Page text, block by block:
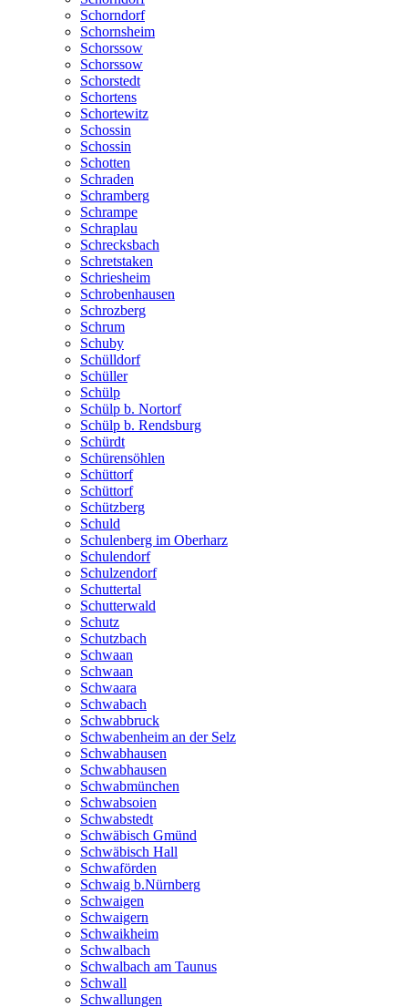
Schorndorf
Schornsheim
Schorssow
Schorssow
Schorstedt
Schortens
Schortewitz
Schossin
Schossin
Schotten
Schraden
Schramberg
Schrampe
Schraplau
Schrecksbach
Schretstaken
Schriesheim
Schrobenhausen
Schrozberg
Schrum
Schuby
Schülldorf
Schüller
Schülp
Schülp b. Nortorf
Schülp b. Rendsburg
Schürdt
Schürensöhlen
Schüttorf
Schüttorf
Schützberg
Schuld
Schulenberg im Oberharz
Schulendorf
Schulzendorf
Schuttertal
Schutterwald
Schutz
Schutzbach
Schwaan
Schwaan
Schwaara
Schwabach
Schwabbruck
Schwabenheim an der Selz
Schwabhausen
Schwabhausen
Schwabmünchen
Schwabsoien
Schwabstedt
Schwäbisch Gmünd
Schwäbisch Hall
Schwaförden
Schwaig b.Nürnberg
Schwaigen
Schwaigern
Schwaikheim
Schwalbach
Schwalbach am Taunus
Schwall
Schwallungen